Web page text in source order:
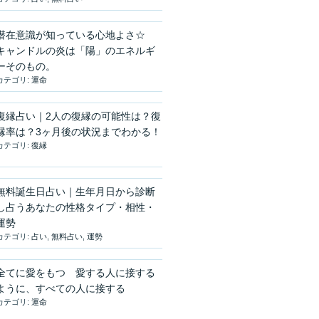
在意識が知っている心地よさ☆
ャンドルの炎は「陽」のエネルギ
そのもの。
テゴリ: 運命
縁占い｜2人の復縁の可能性は？復
率は？3ヶ月後の状況までわかる！
テゴリ: 復縁
料誕生日占い｜生年月日から診断
占うあなたの性格タイプ・相性・
勢
テゴリ: 占い, 無料占い, 運勢
てに愛をもつ 愛する人に接する
うに、すべての人に接する
テゴリ: 運命